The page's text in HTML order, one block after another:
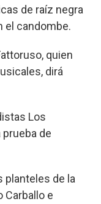
de raíz negra
el candombe.
quien
dirá
Los
de
planteles de la
Carballo e